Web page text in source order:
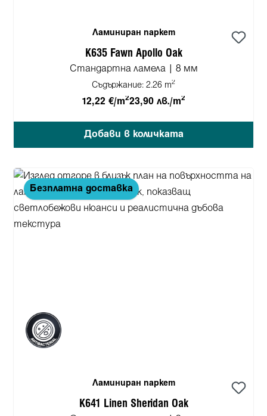
Ламиниран паркет
K635 Fawn Apollo Oak
Стандартна ламела | 8 мм
Съдържание: 2.26 m2
12,22 €/m223,90 лв./m2
Добави в количката
Безплатна доставка
Ламиниран паркет
K641 Linen Sheridan Oak